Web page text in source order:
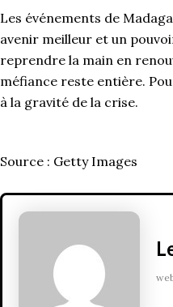
Les événements de
avenir meilleur et un
reprendre la main en
méfiance reste entière.
à la gravité de la crise.
Source : Getty Images